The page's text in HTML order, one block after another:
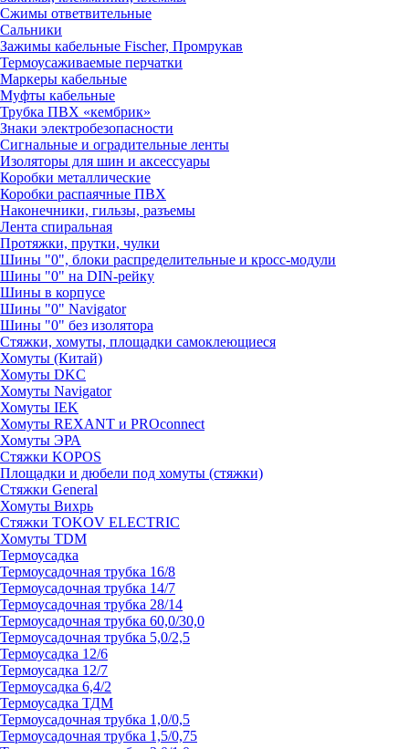
Сжимы ответвительные
Сальники
Зажимы кабельные Fischer, Промрукав
Термоусаживаемые перчатки
Маркеры кабельные
Муфты кабельные
Трубка ПВХ «кембрик»
Знаки электробезопасности
Сигнальные и оградительные ленты
Изоляторы для шин и аксессуары
Коробки металлические
Коробки распаячные ПВХ
Наконечники, гильзы, разъемы
Лента спиральная
Протяжки, прутки, чулки
Шины "0", блоки распределительные и кросс-модули
Шины "0" на DIN-рейку
Шины в корпусе
Шины "0" Navigator
Шины "0" без изолятора
Стяжки, хомуты, площадки самоклеющиеся
Хомуты (Китай)
Хомуты DKC
Хомуты Navigator
Хомуты IEK
Хомуты REXANT и PROconnect
Хомуты ЭРА
Стяжки KOPOS
Площадки и дюбели под хомуты (стяжки)
Стяжки General
Хомуты Вихрь
Стяжки TOKOV ELECTRIC
Хомуты TDM
Термоусадка
Термоусадочная трубка 16/8
Термоусадочная трубка 14/7
Термоусадочная трубка 28/14
Термоусадочная трубка 60,0/30,0
Термоусадочная трубка 5,0/2,5
Термоусадка 12/6
Термоусадка 12/7
Термоусадка 6,4/2
Термоусадка ТДМ
Термоусадочная трубка 1,0/0,5
Термоусадочная трубка 1,5/0,75